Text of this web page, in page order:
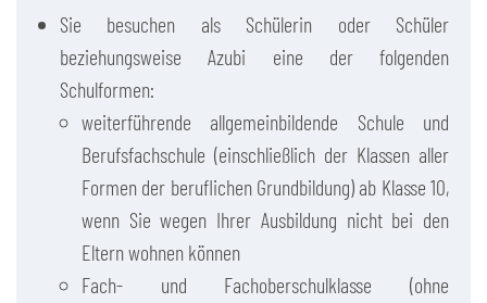
Sie besuchen als Schülerin oder Schüler
beziehungsweise Azubi eine der folgenden
Schulformen:
weiterführende allgemeinbildende Schule und
Berufsfachschule (einschließlich der Klassen aller
Formen der beruflichen Grundbildung) ab Klasse 10,
wenn Sie wegen Ihrer Ausbildung nicht bei den
Eltern wohnen können
Fach- und Fachoberschulklasse (ohne